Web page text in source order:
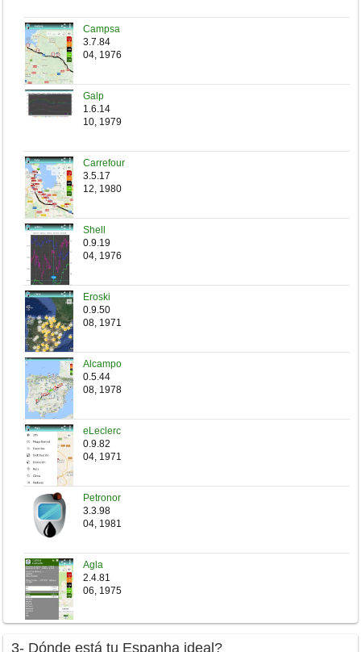
Campsa
3.7.84
04, 1976
Galp
1.6.14
10, 1979
Carrefour
3.5.17
12, 1980
Shell
0.9.19
04, 1976
Eroski
0.9.50
08, 1971
Alcampo
0.5.44
08, 1978
eLeclerc
0.9.82
04, 1971
Petronor
3.3.98
04, 1981
Agla
2.4.81
06, 1975
3- Dónde está tu Espanha ideal?